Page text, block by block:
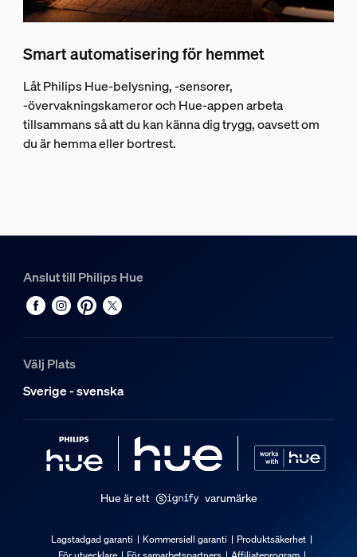
Smart automatisering för hemmet
Låt Philips Hue-belysning, -sensorer,
-övervakningskameror och Hue-appen arbeta
tillsammans så att du kan känna dig trygg, oavsett om
du är hemma eller bortrest.
Anslut till Philips Hue
Välj Plats
Sverige - svenska
Hue är ett varumärke
Lagstadgad garanti Kommersiell garanti
Produktsäkerhet